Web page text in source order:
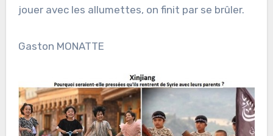
jouer avec les allumettes, on finit par se brûler.
Gaston MONATTE